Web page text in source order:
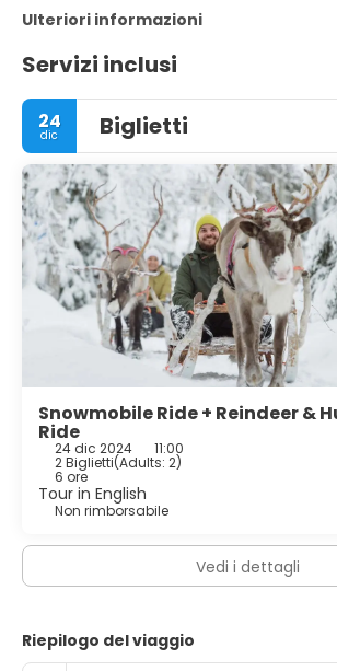
Ulteriori informazioni
Servizi inclusi
24
dic Biglietti
Snowmobile Ride + Reindeer &
Ride
24 dic 2024 11:00
2 Biglietti(Adults: 2)
6 ore
Tour in English
Non rimborsabile
Vedi i dettagli
Riepilogo del viaggio